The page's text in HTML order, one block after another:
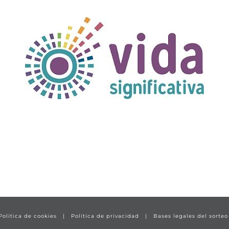
de cookies | Política de privacidad | Bases legales del sorteo